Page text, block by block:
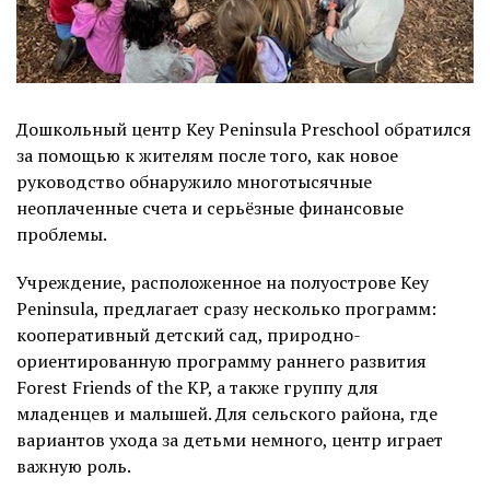
Дошкольный центр Key Peninsula Preschool обратился
за помощью к жителям после того, как новое
руководство обнаружило многотысячные
неоплаченные счета и серьёзные финансовые
проблемы.
Учреждение, расположенное на полуострове Key
Peninsula, предлагает сразу несколько программ:
кооперативный детский сад, природно-
ориентированную программу раннего развития
Forest Friends of the KP, а также группу для
младенцев и малышей. Для сельского района, где
вариантов ухода за детьми немного, центр играет
важную роль.